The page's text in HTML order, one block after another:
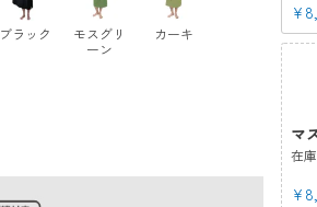
ブラック
モスグリ
ーン
カーキ
¥
マ
在
¥